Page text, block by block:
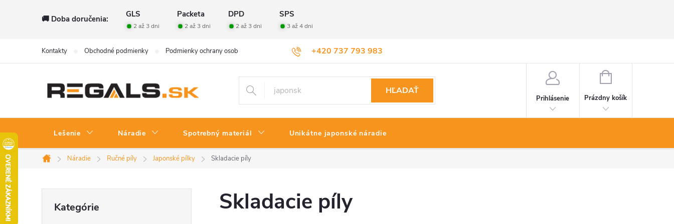
🚚 Doba doručenia: GLS Packeta DPD SPS
2 až 3 dni 2 až 3 dni 2 až 3 dni 3 až 4 dni
+420 737 793 983
Kontakty Obchodné podmienky Podmienky ochrany osobných údajov Veľkoobchod Vrátenie tovaru
HĽADAŤ
Prihlásenie
NÁKUPNÝ
Prázdny košík
Lešenie Náradie Spotrebný materiál Unikátne japonské náradie
Domov
Náradie Ručné píly Japonské pílky Skladacie píly
kategórie
Kategórie Skladacie píly